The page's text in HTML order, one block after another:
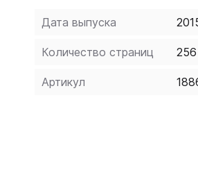
Дата выпуска
Количество страниц 256
Артикул